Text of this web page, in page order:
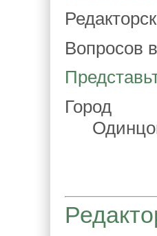
Вопросов
Город